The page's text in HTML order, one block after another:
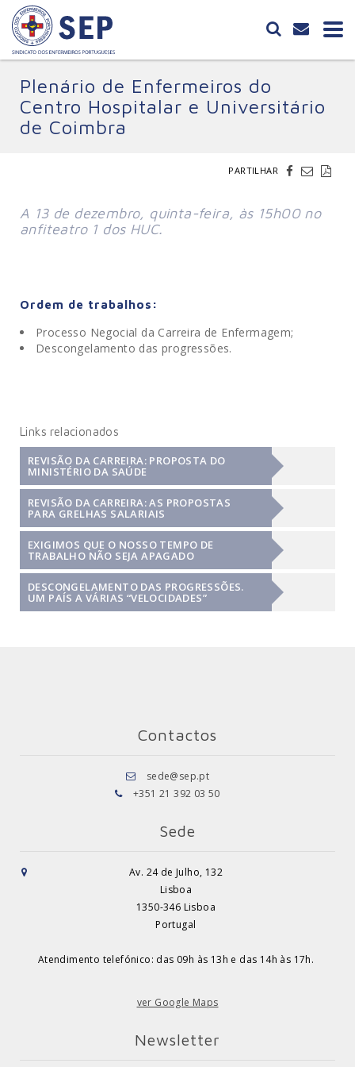
Plenário de Enfermeiros do
Centro Hospitalar e Universitário
de Coimbra
PARTILHAR
A 13 de dezembro, quinta-feira, às 15h00 no
anfiteatro 1 dos HUC.
Ordem de trabalhos:
Processo Negocial da Carreira de Enfermagem;
Descongelamento das progressões.
Links relacionados
REVISÃO DA CARREIRA: PROPOSTA DO
MINISTÉRIO DA SAÚDE
REVISÃO DA CARREIRA: AS PROPOSTAS
PARA GRELHAS SALARIAIS
EXIGIMOS QUE O NOSSO TEMPO DE
TRABALHO NÃO SEJA APAGADO
DESCONGELAMENTO DAS PROGRESSÕES.
UM PAÍS A VÁRIAS “VELOCIDADES”
Contactos
sede@sep.pt
+351 21 392 03 50
Sede
Av. 24 de Julho, 132
Lisboa
1350-346 Lisboa
Portugal
Atendimento telefónico: das 09h às 13h e das 14h às 17h.
ver Google Maps
Newsletter